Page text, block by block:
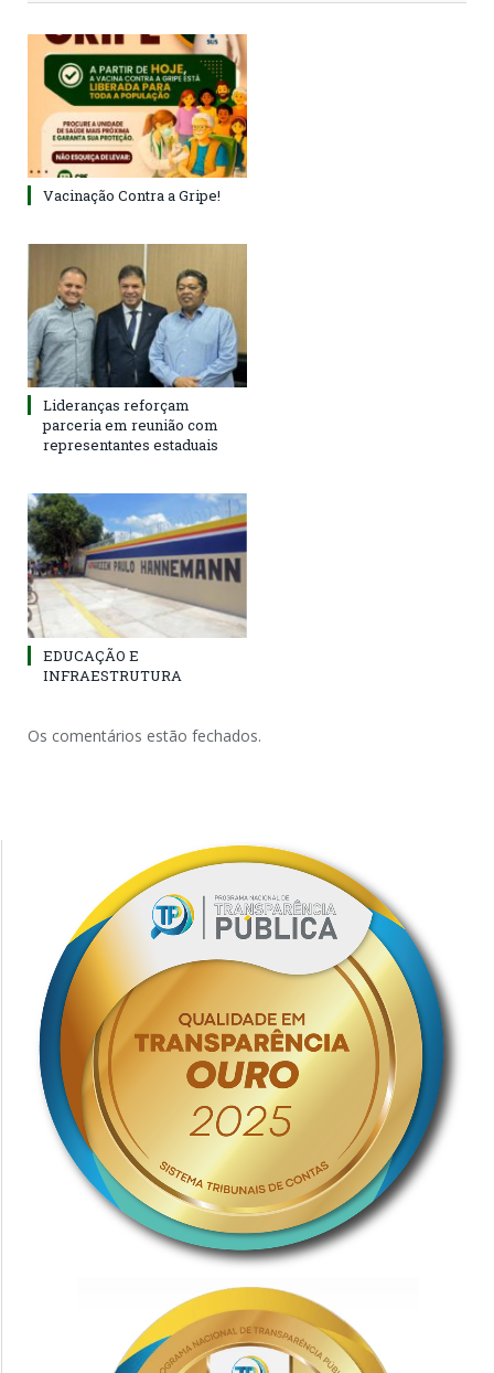
Vacinação Contra a Gripe!
Lideranças reforçam
parceria em reunião com
representantes estaduais
EDUCAÇÃO E
INFRAESTRUTURA
Os comentários estão fechados.